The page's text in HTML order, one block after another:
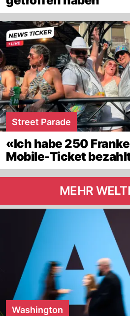
Street Parade
«Ich habe 250
Mobile-Ticket
MEHR
Washington